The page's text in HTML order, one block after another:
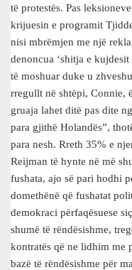
të protestës. Pas
krijuesin e programit
nisi mbrëmjen me një
denoncua ‘shitja e
të moshuar duke u
rregullt në shtëpi, Connie,
gruaja lahet ditë pas dite
para gjithë Holandës”,
para nesh. Rreth 35% e
Reijman të hynte në më
fushata, ajo së pari hodhi
domethënë që fushatat
demokraci përfaqësuese
shumë të rëndësishme,
kontratës që ne lidhim me
bazë të rëndësishme për